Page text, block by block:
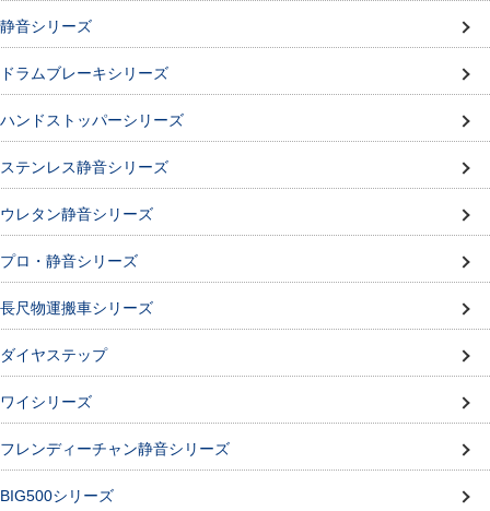
静音シリーズ
ドラムブレーキシリーズ
ハンドストッパーシリーズ
ステンレス静音シリーズ
ウレタン静音シリーズ
プロ・静音シリーズ
長尺物運搬車シリーズ
ダイヤステップ
ワイシリーズ
フレンディーチャン静音シリーズ
BIG500シリーズ